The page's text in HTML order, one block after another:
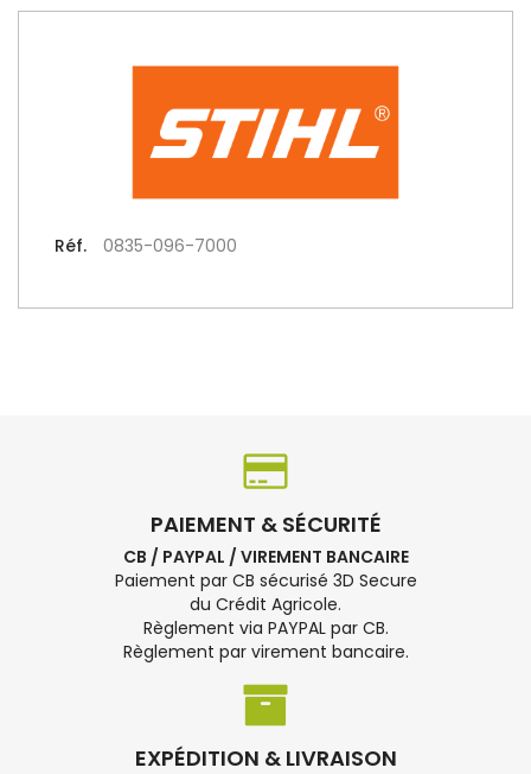
Réf. 0835-096-7000
PAIEMENT & SÉCURITÉ
CB / PAYPAL / VIREMENT BANCAIRE
Paiement par CB sécurisé 3D Secure
du Crédit Agricole.
Règlement via PAYPAL par CB.
Règlement par virement bancaire.
EXPÉDITION & LIVRAISON